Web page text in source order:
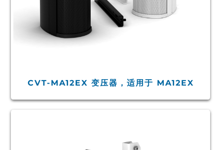
CVT-MA12EX 变压器，适用于 MA12EX